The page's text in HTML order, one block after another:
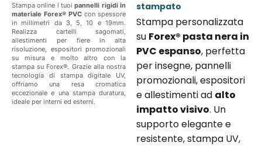
Stampa online i tuoipannelli rigidi in
materiale Forex® PVC con spessore
in millimetri da 3, 5, 10 e 19mm.
Realizza cartelli sagomati,
allestimenti per fiere in alta
risoluzione, espositori promozionali
su misura e molto altro con la
stampa su Forex®. Grazie alla nostra
tecnologia di stampa digitale UV,
offriamo una resa cromatica
eccezionale e una stampa duratura,
ideale per interni ed esterni.
stampato
Stampa personalizzata
su Forex® pasta nera in
PVC espanso, perfetta
per insegne, pannelli
promozionali, espositori
e allestimenti ad alto
impatto visivo. Un
supporto elegante e
resistente, stampa UV,